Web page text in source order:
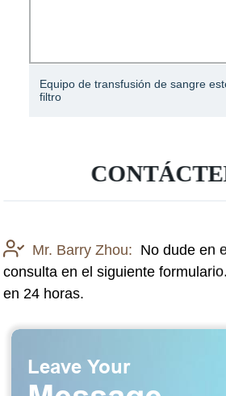
Equipo de transfusión de sangre
filtro
Mr. Barry Zhou: No dude en
consulta en el siguiente
en 24 horas.